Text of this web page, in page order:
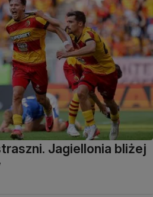
Jagiellonia bliżej